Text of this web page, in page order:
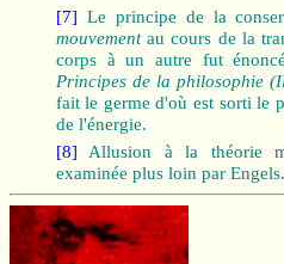
[7] Le principe de la
mouvementau cours de la
corps à un autre fut
Principes de la philosophie
fait le germe d'où est sorti le
de l'énergie.
[8] Allusion à la théorie
examinée plus loin par Engels.